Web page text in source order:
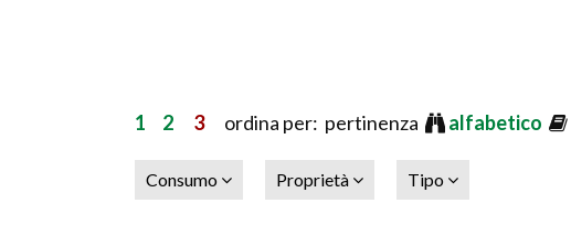
1 2 3ordina per: pertinenza alfabetico
Consumo Proprietà Tipo